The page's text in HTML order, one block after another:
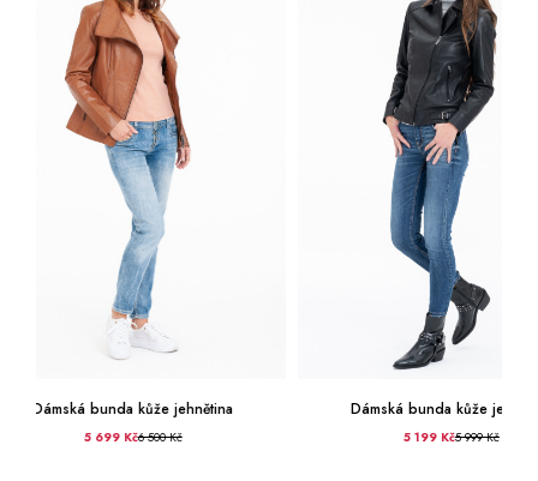
Dámská bunda kůže jehnětina Dámské